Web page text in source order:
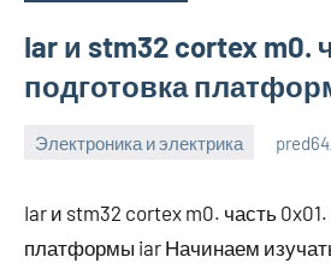
Iar и stm32 cortex m0.
подготовка
Электроника и электрика
2023
Iar и stm32 cortex m0. часть 0x01.
платформы iar Начинаем